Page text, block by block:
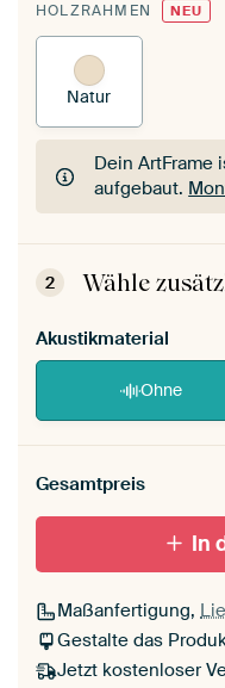
HOLZRAHMEN NEU
Natur
Dein ArtFrame
aufgebaut.
Dein ArtFrame
aufgebaut.
2 Wähle
Akustikmaterial
Ohne
Gesamtpreis
In
Maßanfertigung,
Gestalte das
Jetzt kostenloser